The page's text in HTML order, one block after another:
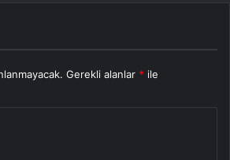
Gerekli alanlar * ile